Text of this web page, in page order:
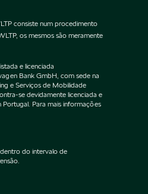
consiste num procedimento
os mesmos são meramente
e licenciada
Bank GmbH, com sede na
e Serviços de Mobilidade
se devidamente licenciada e
Para mais informações
do intervalo de